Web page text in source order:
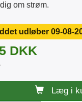
om strøm.
udløber 09-08-
DKK
Læg i